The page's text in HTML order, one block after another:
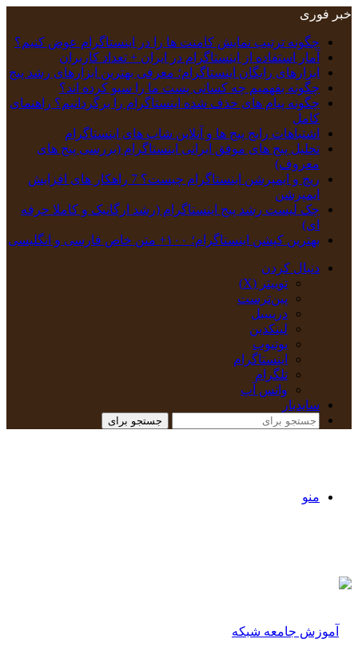
خبر فوری
چگونه ترتیب نمایش کامنت‌ ها را در اینستاگرام عوض کنیم؟
آمار استفاده از اینستاگرام در ایران + تعداد کاربران
ابزارهای رایگان اینستاگرام؛ معرفی بهترین ابزارهای رشد پیج
چگونه بفهمیم چه کسانی پست ما را سیو کرده اند؟
چگونه پیام‌ های حذف‌ شده اینستاگرام را برگردانیم؟ راهنمای
کامل
اشتباهات رایج پیج ها و آنلاین شاپ های اینستاگرام
تحلیل پیج‌ های موفق ایرانی اینستاگرام (بررسی پیج های
معروف)
ریچ و ایمپرشن اینستاگرام چیست؟ 7 راهکار های افزایش
ایمپرشن
چک‌ لیست رشد پیج اینستاگرام (رشد ارگانیک و کاملا حرفه
ای)
بهترین کپشن‌ اینستاگرام؛ ۱۰۰+ متن خاص فارسی و انگلیسی
دنبال کردن
توییتر (X)
‫پین‌ترست
دریبببل
لینکدین
یوتیوب
اینستاگرام
تلگرام
واتس آپ
سایدبار
جستجو برای
منو